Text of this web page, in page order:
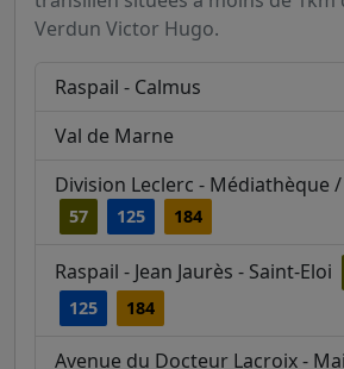
Verdun Victor Hugo.
Raspail - Calmus
Val de Marne
Division Leclerc - Médiathèque
57 125 184
Raspail - Jean Jaurès - Saint-Eloi
125
184
Avenue du Docteur Lacroix -